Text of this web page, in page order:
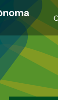
I
d
i
a
e